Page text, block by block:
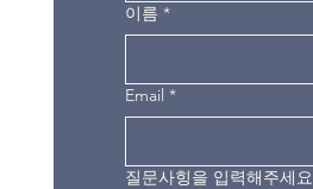
이름 *
Email *
질문사힝을 입력해주세요